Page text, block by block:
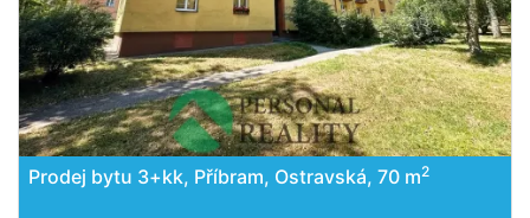
Prodej bytu 3+kk, Příbram, Ostravská, 70 m2